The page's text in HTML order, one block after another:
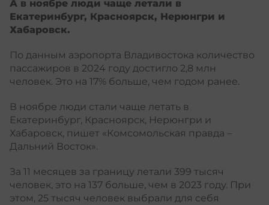
А в ноябре люди чаще летали в
Екатеринбург, Красноярск, Нерюнгри и
Хабаровск.
По данным аэропорта Владивостока количество
пассажиров в 2024 году достигло 2,8 млн
человек. Это на 17% больше, чем годом ранее.
В ноябре люди стали чаще летать в
Екатеринбург, Красноярск, Нерюнгри и
Хабаровск, пишет «Комсомольская правда –
Дальний Восток».
За 11 месяцев за границу летали 399 тысяч
человек, это на 137 больше, чем в 2023 году. При
этом, 25 тысяч человек выбрали для себя